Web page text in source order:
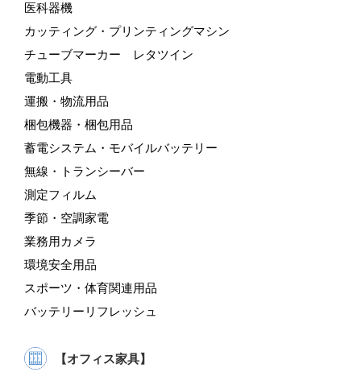
医科器機
カッティング・プリンティングマシン
チューブマーカー レタツイン
電動工具
運搬・物流用品
梱包機器・梱包用品
蓄電システム・モバイルバッテリー
無線・トランシーバー
測定フィルム
季節・空調家電
業務用カメラ
環境安全用品
スポーツ・体育関連用品
バッテリーリフレッシュ
【オフィス家具】